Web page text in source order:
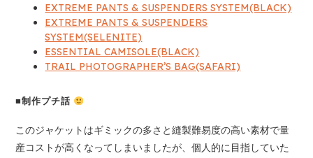
EXTREME PANTS & SUSPENDERS SYSTEM(BLACK)
EXTREME PANTS & SUSPENDERS
SYSTEM(SELENITE)
ESSENTIAL CAMISOLE(BLACK)
TRAIL PHOTOGRAPHER’S BAG(SAFARI)
■制作プチ話
このジャケットはギミックの多さと縫製難易度の高い素材で量
産コストが高くなってしまいましたが、個人的に目指していた